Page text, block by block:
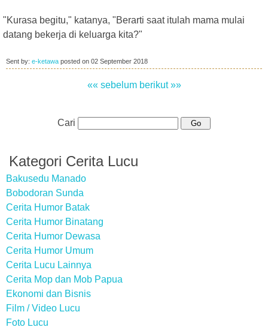
"Kurasa begitu," katanya, "Berarti saat itulah mama mulai
datang bekerja di keluarga kita?"
Sent by: e-ketawa posted on 02 September 2018
«« sebelum berikut »»
Cari
Kategori Cerita Lucu
Bakusedu Manado
Bobodoran Sunda
Cerita Humor Batak
Cerita Humor Binatang
Cerita Humor Dewasa
Cerita Humor Umum
Cerita Lucu Lainnya
Cerita Mop dan Mob Papua
Ekonomi dan Bisnis
Film / Video Lucu
Foto Lucu